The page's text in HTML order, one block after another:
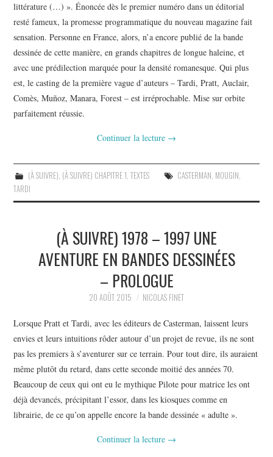
littérature (…) ». Énoncée dès le premier numéro dans un éditorial
resté fameux, la promesse programmatique du nouveau magazine fait
sensation. Personne en France, alors, n’a encore publié de la bande
dessinée de cette manière, en grands chapitres de longue haleine, et
avec une prédilection marquée pour la densité romanesque. Qui plus
est, le casting de la première vague d’auteurs – Tardi, Pratt, Auclair,
Comès, Muñoz, Manara, Forest – est irréprochable. Mise sur orbite
parfaitement réussie.
Continuer la lecture →
(À SUIVRE), (À SUIVRE) CHAPITRE 1, TEXTES CASTERMAN, MOUGIN,
TARDI
(À SUIVRE) 1978 – 1997 UNE
AVENTURE EN BANDES DESSINÉES
– PROLOGUE
20 AOÛT 2015 NICOLAS FINET
Lorsque Pratt et Tardi, avec les éditeurs de Casterman, laissent leurs
envies et leurs intuitions rôder autour d’un projet de revue, ils ne sont
pas les premiers à s’aventurer sur ce terrain. Pour tout dire, ils auraient
même plutôt du retard, dans cette seconde moitié des années 70.
Beaucoup de ceux qui ont eu le mythique Pilote pour matrice les ont
déjà devancés, précipitant l’essor, dans les kiosques comme en
librairie, de ce qu’on appelle encore la bande dessinée « adulte ».
Continuer la lecture →